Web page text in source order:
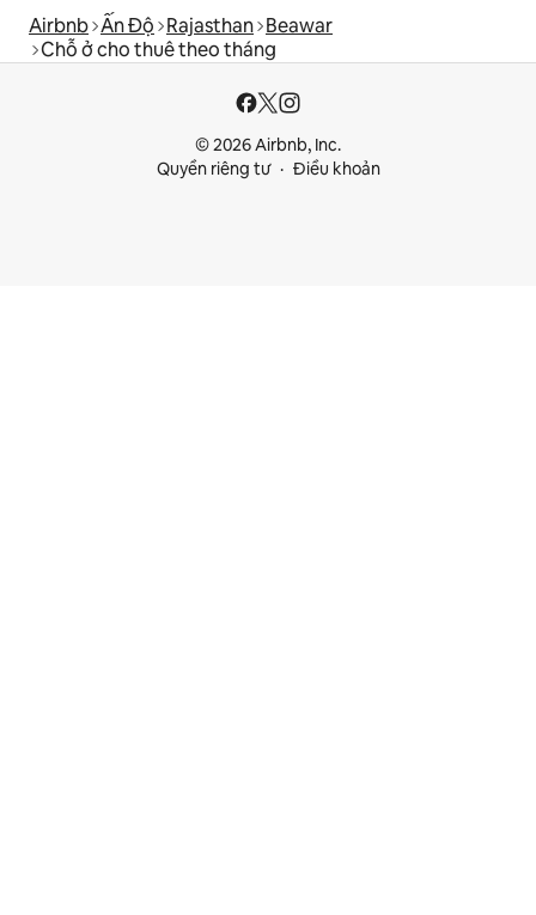
Airbnb Ấn Độ Rajasthan Beawar
Chỗ ở cho thuê theo tháng
© 2026 Airbnb, Inc.
Quyền riêng tư
Điều khoản